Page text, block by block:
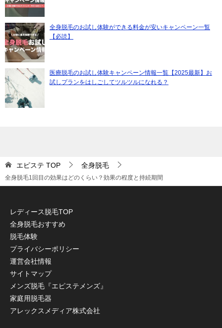
全身脱毛のお試し体験ができる料金が安いキャンペーン一覧
【必読】
医療脱毛のお試し体験キャンペーン情報一覧【2025最新】お
試しプランをはしごしてツルツルになれる？
エピステ TOP 全身脱毛
全身脱毛1回目の効果はどのくらい？効果の程度と持続期間
レディース脱毛TOP
全身脱毛おすすめ
脱毛体験
プライバシーポリシー
運営会社情報
サイトマップ
メンズ脱毛『エピステメンズ』
家庭用脱毛器
アレックスメディア株式会社